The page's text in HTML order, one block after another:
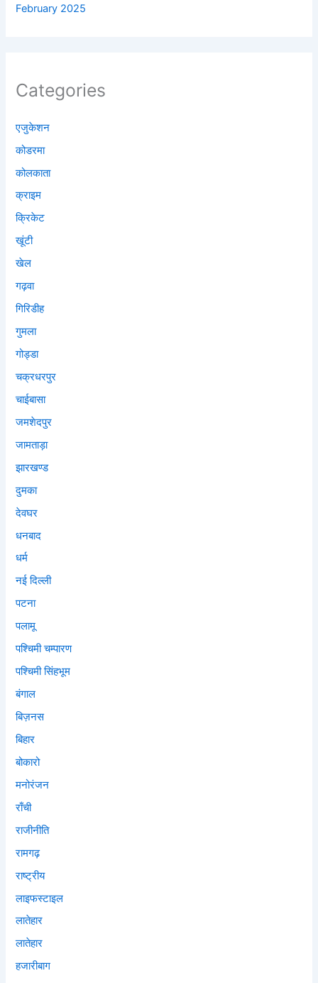
February 2025
Categories
एजुकेशन
कोडरमा
कोलकाता
क्राइम
क्रिकेट
खूंटी
खेल
गढ़वा
गिरिडीह
गुमला
गोड्डा
चक्रधरपुर
चाईबासा
जमशेदपुर
जामताड़ा
झारखण्ड
दुमका
देवघर
धनबाद
धर्म
नई दिल्ली
पटना
पलामू
पश्चिमी चम्पारण
पश्चिमी सिंहभूम
बंगाल
बिज़नस
बिहार
बोकारो
मनोरंजन
राँची
राजीनीति
रामगढ़
राष्ट्रीय
लाइफस्टाइल
लातेहार
लातेहार
हजारीबाग